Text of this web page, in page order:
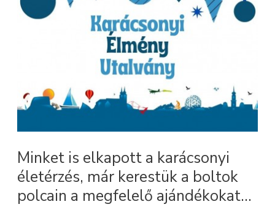
Minket is elkapott a karácsonyi
életérzés, már kerestük a boltok
polcain a megfelelő ajándékokat...